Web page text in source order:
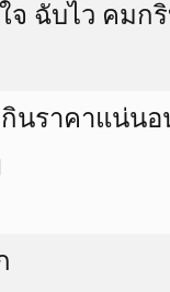
จ ฉับไว คมก
นราคาแน่น